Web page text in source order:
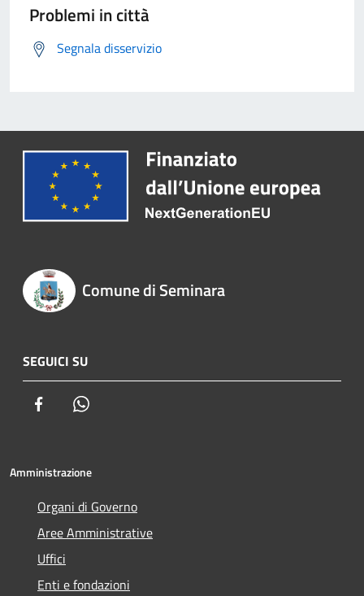
Problemi in città
Segnala disservizio
Comune di Seminara
SEGUICI SU
Facebook
Amministrazione
Organi di Governo
Aree Amministrative
Uffici
Enti e fondazioni